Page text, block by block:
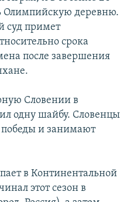
Олимпийскую деревню.
суд примет
срока
после завершения
Словении в
одну шайбу. Словенцы
и занимают
в Континентальной
этот сезон в